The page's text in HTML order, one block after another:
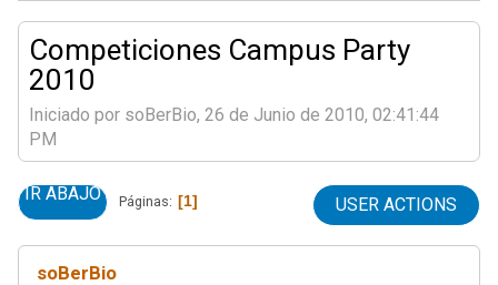
Competiciones Campus Party
2010
Iniciado por soBerBio, 26 de Junio de 2010, 02:41:44
PM
IR ABAJO Páginas 1 USER ACTIONS
soBerBio